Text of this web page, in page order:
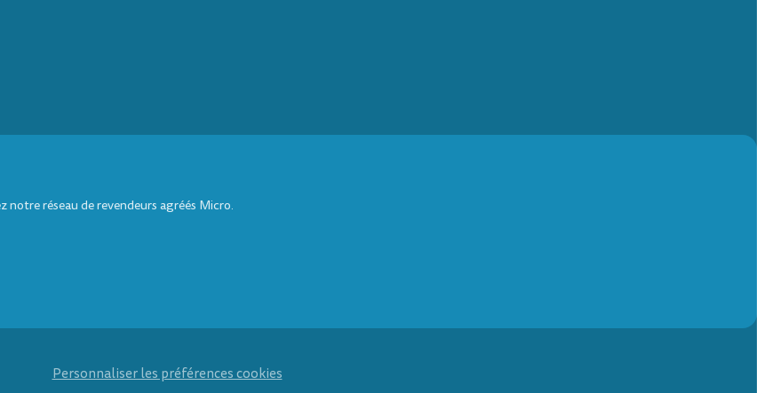
réseau de revendeurs agréés Micro.
Personnaliser les préférences cookies